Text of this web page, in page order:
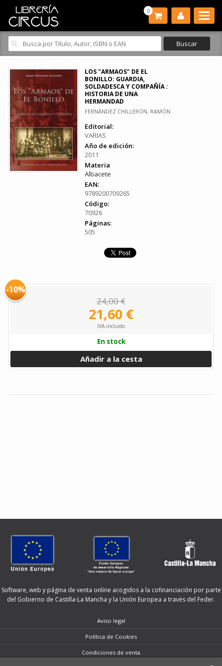
0
LOS "ARMAOS" DE EL
BONILLO: GUARDIA,
SOLDADESCA Y COMPAÑÍA :
HISTORIA DE UNA
HERMANDAD
FERNÁNDEZ CHILLERÓN, RAMÓN
Editorial:
VARIAS
Año de edición:
2011
Materia
Albacete
EAN:
9789200709265
Código:
70926
Páginas:
505
-10%
24,00 €
21,60 €
IVA incluido
En stock
Añadir a la cesta
Software, web y página de venta online acogidos a la cofinanciación por parte
del Gobierno de Castilla-La Mancha y la Unión Europea a través del Feder.
Aviso legal
Política de Cookies
Condiciones de venta